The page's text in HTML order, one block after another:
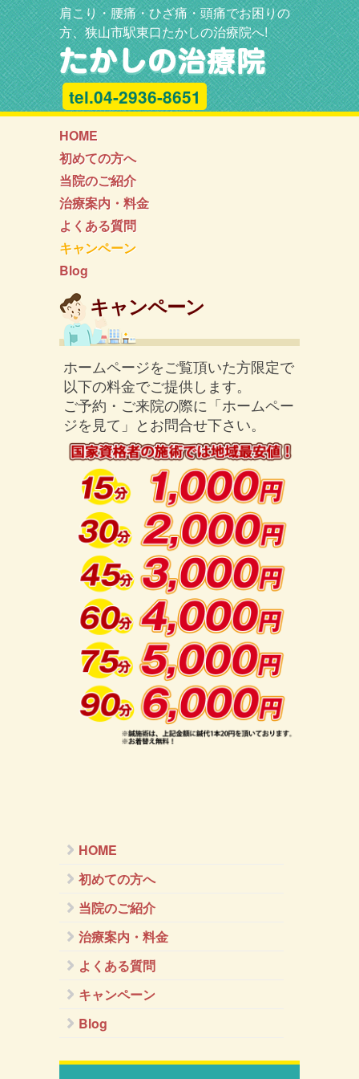
肩こり・腰痛・ひざ痛・頭痛でお困りの
方、狭山市駅東口たかしの治療院へ!
tel.04-2936-8651
HOME
初めての方へ
当院のご紹介
治療案内・料金
よくある質問
キャンペーン
Blog
キャンペーン
ホームページをご覧頂いた方限定で
以下の料金でご提供します。
ご予約・ご来院の際に「ホームペー
ジを見て」とお問合せ下さい。
HOME
初めての方へ
当院のご紹介
治療案内・料金
よくある質問
キャンペーン
Blog